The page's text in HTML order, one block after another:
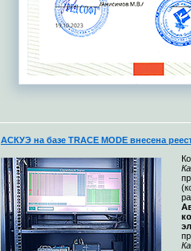
АСКУЭ на базе TRACE MODE внесена